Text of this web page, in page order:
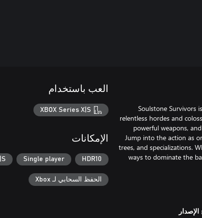
Soulstone Survivors
relentless hordes and
powerful weapons,
Jump into the action as
trees, and specializations.
ways to dominate the
الإصدار
العب باستخدام
XBOX Series X|S
الإمكانات
HDR10
Single player
الحفظ السحابي لـ Xbox